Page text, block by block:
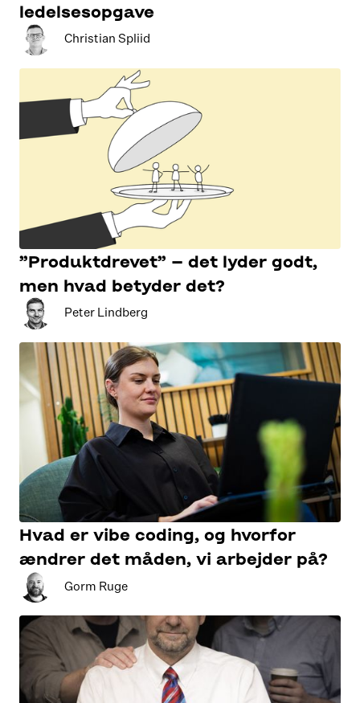
ledelsesopgave
Christian Spliid
”Produktdrevet” – det lyder godt,
men hvad betyder det?
Peter Lindberg
Hvad er vibe coding, og hvorfor
ændrer det måden, vi arbejder på?
Gorm Ruge